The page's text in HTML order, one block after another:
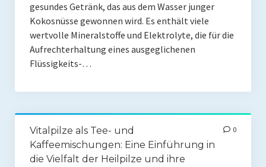
Snacks
Shop
Ebooks To Go
Videos
Podcasts
gesundes Getränk, das aus dem Wasser junger
Kokosnüsse gewonnen wird. Es enthält viele
wertvolle Mineralstoffe und Elektrolyte, die für die
Aufrechterhaltung eines ausgeglichenen
Flüssigkeits-…
Vitalpilze als Tee- und
Kaffeemischungen: Eine Einführung in
die Vielfalt der Heilpilze und ihre
0